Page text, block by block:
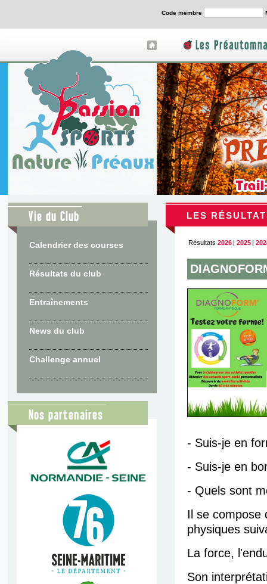
Code membre
Les
Vie du Club
Calendrier des courses
Résultats du club
Entraînements
News du club
Challenge annuel
Nos partenaires
LES
Résultats 2026 | 2025 |
- Suis-je en
- Suis-je en
- Quels sont
Il se compose
physiques
La force,
Son